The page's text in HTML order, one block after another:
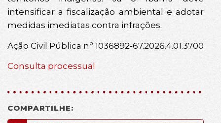
intensificar a fiscalização ambiental e adotar
medidas imediatas contra infrações.
Ação Civil Pública nº 1036892-67.2026.4.01.3700
Consulta processual
COMPARTILHE: